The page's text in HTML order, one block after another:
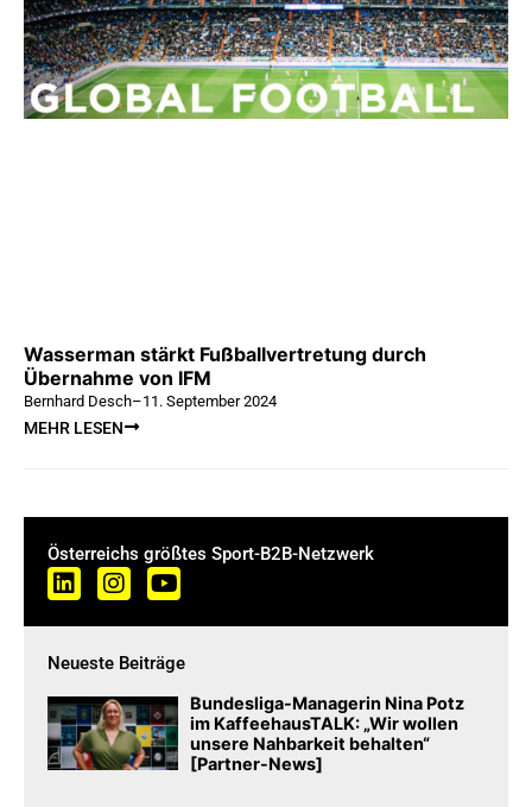
Wasserman stärkt Fußballvertretung durch
Übernahme von IFM
Bernhard Desch–11. September 2024
MEHR LESEN
Österreichs größtes Sport-B2B-Netzwerk
Neueste Beiträge
Bundesliga-Managerin Nina Potz
im KaffeehausTALK: „Wir wollen
unsere Nahbarkeit behalten“
[Partner-News]